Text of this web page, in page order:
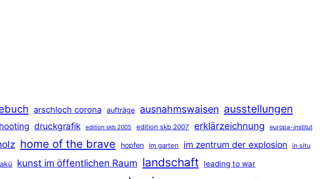
arschloch corona aufträge ausnahmswaisen ausstellungen
druckgrafik edition skb 2005 edition skb 2007 erklärzeichnung europa-institut
home of the brave hopfen im garten im zentrum der explosion in situ
kunst im öffentlichen Raum landschaft leading to war